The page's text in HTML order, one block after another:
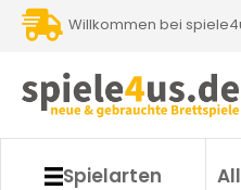
Willkommen bei
Spielarten